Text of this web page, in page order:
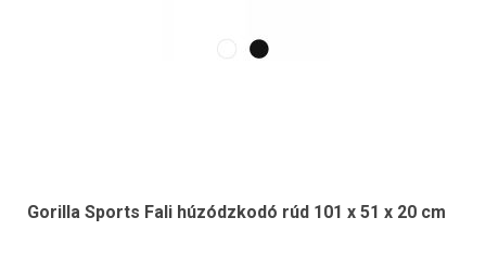
Gorilla Sports Fali húzódzkodó rúd 101 x 51 x 20 cm